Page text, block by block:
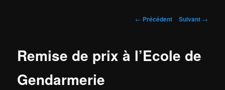
Navigation
← Précédent Suivant →
Remise de prix à l’Ecole de
Gendarmerie